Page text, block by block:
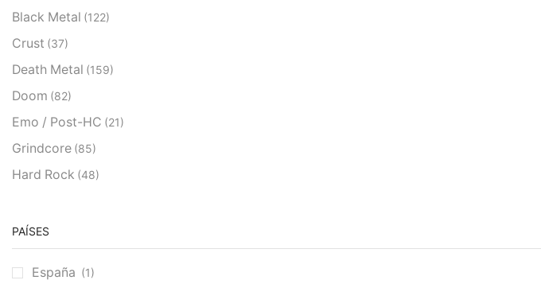
Black Metal (122)
Crust (37)
Death Metal (159)
Doom (82)
Emo / Post-HC (21)
Grindcore (85)
Hard Rock (48)
Heavy Metal
Otros(38)
Prog (25)
PAÍSES
España (1)